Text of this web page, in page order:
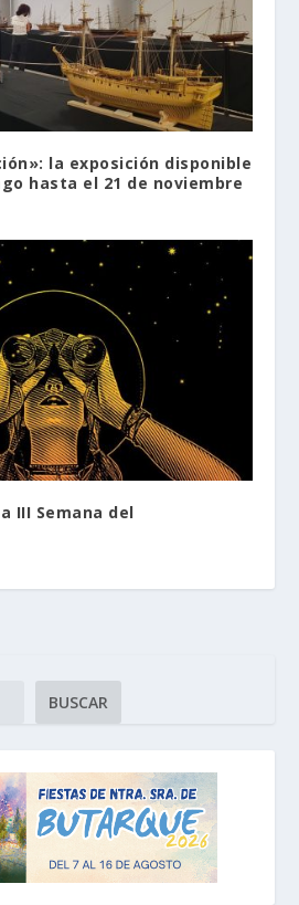
la exposición disponible
hasta el 21 de noviembre
III Semana del
BUSCAR